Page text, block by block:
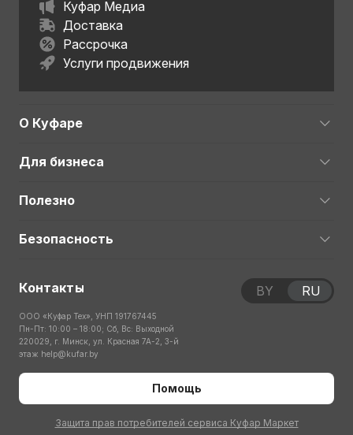
Куфар Медиа
Доставка
Рассрочка
Услуги продвижения
О Куфаре
Для бизнеса
Полезно
Безопасность
Контакты
ООО «Куфар Тех», УНП 191767445
Пн-Пт: 10:00 – 18:00; Сб, Вс: Выходной
220029, г. Минск, ул. Красная 7А-2, 3-й
этаж help@kufar.by
Помощь
Защита прав потребителей сервиса Куфар Маркет
BY RU